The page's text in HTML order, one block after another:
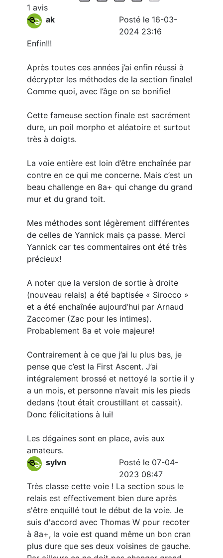
1 avis
ak
Posté le 16-03-
2024 23:16
Enfin!!!
Après toutes ces années j’ai enfin réussi à
décrypter les méthodes de la section finale!
Comme quoi, avec l’âge on se bonifie!
Cette fameuse section finale est sacrément
dure, un poil morpho et aléatoire et surtout
très à doigts.
La voie entière est loin d’être enchaînée par
contre en ce qui me concerne. Mais c’est un
beau challenge en 8a+ qui change du grand
mur et du grand toit.
Mes méthodes sont légèrement différentes
de celles de Yannick mais ça passe. Merci
Yannick car tes commentaires ont été très
précieux!
A noter que la version de sortie à droite
(nouveau relais) a été baptisée « Sirocco »
et a été enchaînée aujourd’hui par Arnaud
Zaccomer (Zac pour les intimes).
Probablement 8a et voie majeure!
Contrairement à ce que j’ai lu plus bas, je
pense que c’est la First Ascent. J’ai
intégralement brossé et nettoyé la sortie il y
a un mois, et personne n’avait mis les pieds
dedans (tout était croustillant et cassait).
Donc félicitations à lui!
Les dégaines sont en place, avis aux
amateurs.
sylvn
Posté le 07-04-
2023 08:47
Très classe cette voie ! La section sous le
relais est effectivement bien dure après
s'être enquillé tout le début de la voie. Je
suis d'accord avec Thomas W pour recoter
à 8a+, la voie est quand même un bon cran
plus dure que ses deux voisines de gauche.